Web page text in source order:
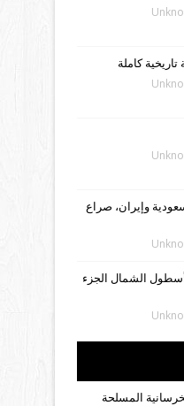
تاريخية كاملة
وإيران، صراع
الشمال الجزء
المسلحة